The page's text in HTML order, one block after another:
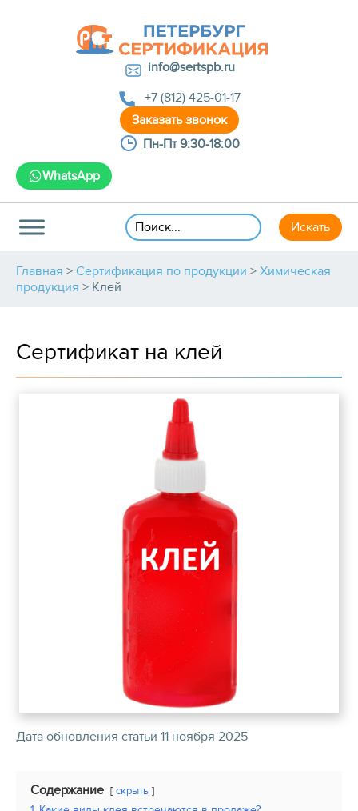
info@sertspb.ru
+7 (812) 425-01-17
Пн-Пт 9:30-18:00
WhatsApp
Главная > Сертификация по продукции > Химическая
продукция > Клей
Сертификат на клей
Дата обновления статьи 11 ноября 2025
Содержание скрыть